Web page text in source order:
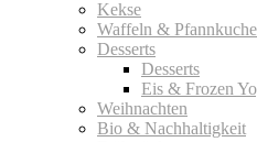
Kekse
Waffeln &
Desserts
Desserts
Eis & Frozen
Weihnachten
Bio & Nachhaltigkeit